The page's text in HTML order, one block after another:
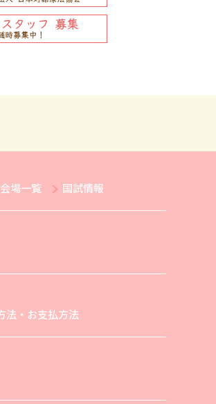
場一覧 国試情報
法・お支払方法